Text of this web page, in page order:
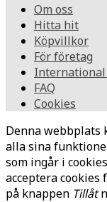
Om oss
Hitta hit
Köpvillkor
För företag
International
FAQ
Cookies
Denna webbplats
alla sina
som ingår i
acceptera
på knappen Tillåt